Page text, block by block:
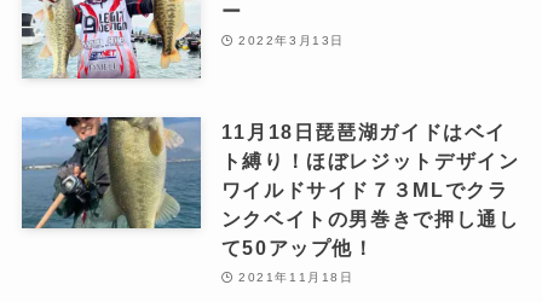
ー
2022年3月13日
11月18日琵琶湖ガイドはベイ
ト縛り！ほぼレジットデザイン
ワイルドサイド７３MLでクラ
ンクベイトの男巻きで押し通し
て50アップ他！
2021年11月18日